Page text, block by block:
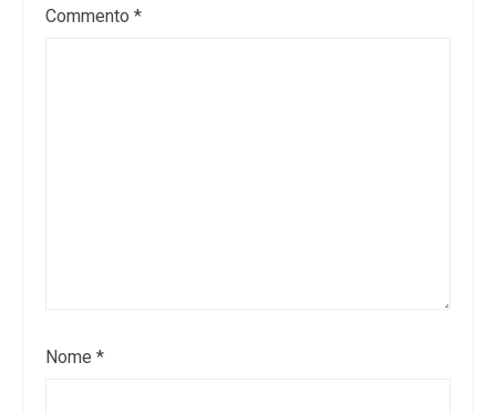
Commento *
Nome *